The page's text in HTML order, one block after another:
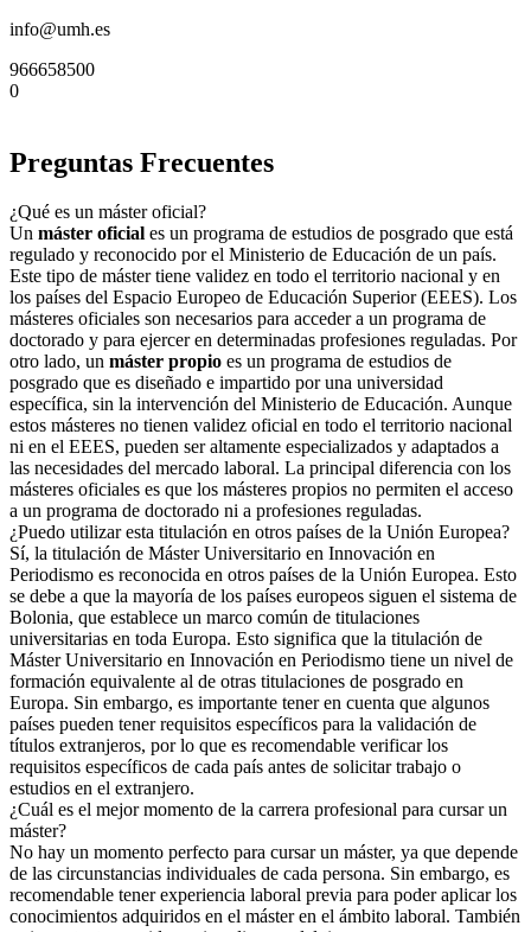
info@umh.es
966658500
0
Preguntas Frecuentes
¿Qué es un máster oficial?
Un máster oficial es un programa de estudios de posgrado que está
regulado y reconocido por el Ministerio de Educación de un país.
Este tipo de máster tiene validez en todo el territorio nacional y en
los países del Espacio Europeo de Educación Superior (EEES). Los
másteres oficiales son necesarios para acceder a un programa de
doctorado y para ejercer en determinadas profesiones reguladas. Por
otro lado, un máster propio es un programa de estudios de
posgrado que es diseñado e impartido por una universidad
específica, sin la intervención del Ministerio de Educación. Aunque
estos másteres no tienen validez oficial en todo el territorio nacional
ni en el EEES, pueden ser altamente especializados y adaptados a
las necesidades del mercado laboral. La principal diferencia con los
másteres oficiales es que los másteres propios no permiten el acceso
a un programa de doctorado ni a profesiones reguladas.
¿Puedo utilizar esta titulación en otros países de la Unión Europea?
Sí, la titulación de Máster Universitario en Innovación en
Periodismo es reconocida en otros países de la Unión Europea. Esto
se debe a que la mayoría de los países europeos siguen el sistema de
Bolonia, que establece un marco común de titulaciones
universitarias en toda Europa. Esto significa que la titulación de
Máster Universitario en Innovación en Periodismo tiene un nivel de
formación equivalente al de otras titulaciones de posgrado en
Europa. Sin embargo, es importante tener en cuenta que algunos
países pueden tener requisitos específicos para la validación de
títulos extranjeros, por lo que es recomendable verificar los
requisitos específicos de cada país antes de solicitar trabajo o
estudios en el extranjero.
¿Cuál es el mejor momento de la carrera profesional para cursar un
máster?
No hay un momento perfecto para cursar un máster, ya que depende
de las circunstancias individuales de cada persona. Sin embargo, es
recomendable tener experiencia laboral previa para poder aplicar los
conocimientos adquiridos en el máster en el ámbito laboral. También